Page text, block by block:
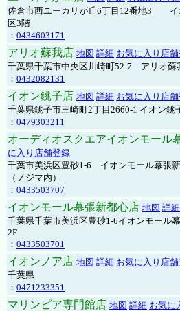
佐倉市西ユーカリが丘6丁目12番地3 イ
区3階
： 0434603171
アリオ蘇我店 地図 詳細 お気に入り店
千葉県千葉市中央区川崎町52-7 アリオ蘇
： 0432082131
イオン銚子店 地図 詳細 お気に入り店
千葉県銚子市三崎町2丁目2660-1 イオン銚
： 0479303211
オーディオスクエアイオンモール
に入り店舗登録
千葉市美浜区豊砂1-6 イオンモール幕張
（ノジマ内）
： 0433503707
イオンモール幕張新都心店 地図 詳細
千葉県千葉市美浜区豊砂1-6イオンモー
2F
： 0433503701
イオンノア店 地図 詳細 お気に入り店
千葉県
： 0471233351
マリンピア専門館店 地図 詳細 お気に